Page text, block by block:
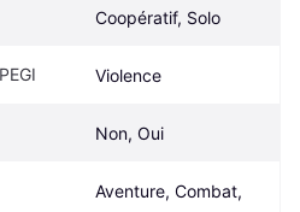
Coopératif, Solo
Violence
Non, Oui
Aventure, Combat,